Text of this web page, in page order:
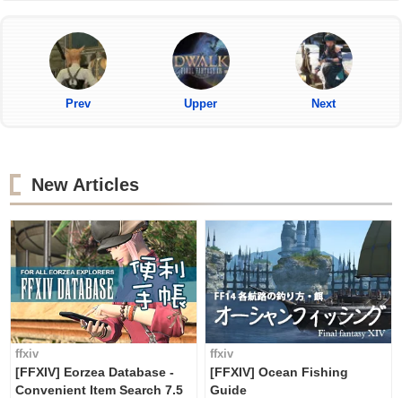
Prev Upper Next
New Articles
ffxiv
[FFXIV] Eorzea Database -
Convenient Item Search 7.5
ffxiv
[FFXIV] Ocean Fishing
Guide